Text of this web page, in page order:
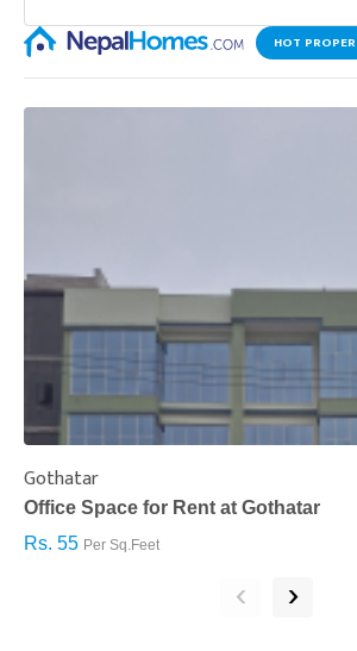
HOT
Gothatar
Office Space for Rent at Gothatar
Rs. 55 Per Sq.Feet
‹ ›